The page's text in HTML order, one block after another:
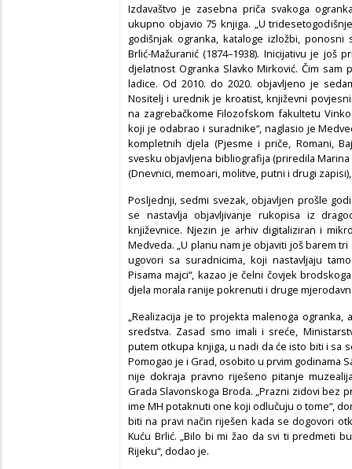
Izdavaštvo je zasebna priča svakoga
ukupno objavio 75 knjiga. „U
godišnjak ogranka, kataloge izložbi,
Brlić-Mažuranić (1874–1938). Inicijativu je
djelatnost Ogranka Slavko Mirković. Čim
ladice. Od 2010. do 2020. objavljeno je
Nositelj i urednik je kroatist, književni
na zagrebačkome Filozofskom fakultetu
koji je odabrao i suradnike“, naglasio je
kompletnih djela (Pjesme i priče, Romani,
svesku objavljena bibliografija (priredila
(Dnevnici, memoari, molitve, putni i drugi
Posljednji, sedmi svezak, objavljen prošle
se nastavlja objavljivanje rukopisa iz
književnice. Njezin je arhiv digitaliziran i
Medveda. „U planu nam je objaviti još barem
ugovori sa suradnicima, koji nastavljaju
Pisama majci“, kazao je čelni čovjek
djela morala ranije pokrenuti i druge
„Realizacija je to projekta malenoga
sredstva. Zasad smo imali i sreće,
putem otkupa knjiga, u nadi da će isto biti i sa
Pomogao je i Grad, osobito u prvim godinama
nije dokraja pravno riješeno pitanje
Grada Slavonskoga Broda. „Prazni zidovi bez
ime MH potaknuti one koji odlučuju o tome“,
biti na pravi način riješen kada se dogovori
Kuću Brlić. „Bilo bi mi žao da svi ti predmeti
Rijeku“, dodao je.